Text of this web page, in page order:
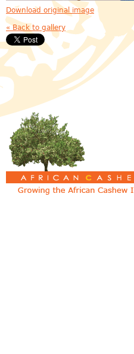
Download original image
« Back to gallery